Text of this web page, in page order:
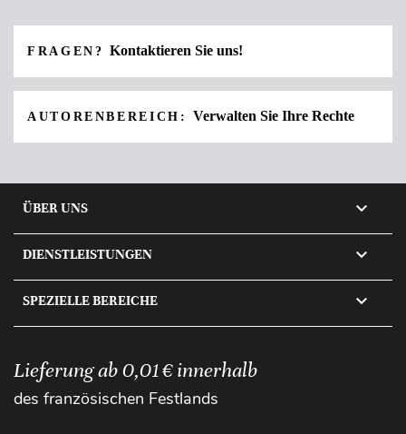
FRAGEN? Kontaktieren Sie uns!
AUTORENBEREICH: Verwalten Sie Ihre Rechte
ÜBER UNS 
DIENSTLEISTUNGEN 
SPEZIELLE BEREICHE 
Lieferung ab 0,01 € innerhalb
des französischen Festlands